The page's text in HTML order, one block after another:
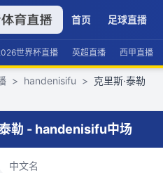
首页 足球直播
世界杯直播 英超直播 西甲直播
> handenisifu > 克里斯·泰勒
勒 - handenisifu中场
中文名